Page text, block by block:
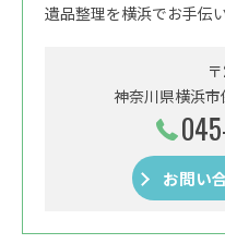
遺品整理を横浜でお手伝
神奈川県横浜市
お問い